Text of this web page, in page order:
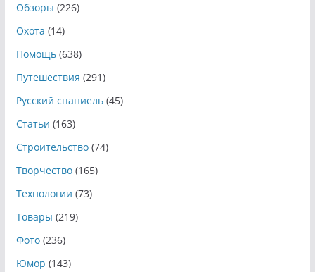
Обзоры (226)
Охота (14)
Помощь(638)
Путешествия (291)
Русский спаниель(45)
Статьи (163)
Строительство(74)
Творчество(165)
Технологии (73)
Товары (219)
Фото(236)
Юмор (143)